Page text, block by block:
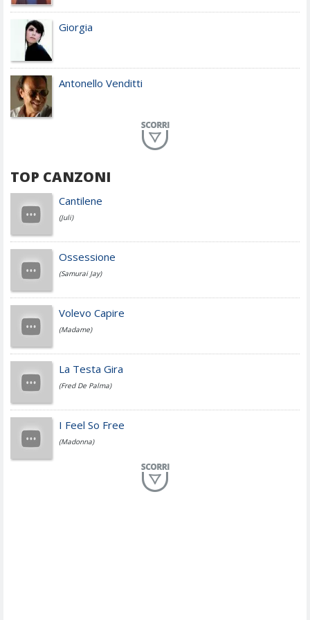
Giorgia
Antonello Venditti
Achille Lauro
Cesare Cremonini
Jovanotti
Fedez
Simone Cristicchi
TOP CANZONI
Cantilene
(Juli)
Ossessione
(Samurai Jay)
Volevo Capire
(Madame)
La Testa Gira
(Fred De Palma)
I Feel So Free
(Madonna)